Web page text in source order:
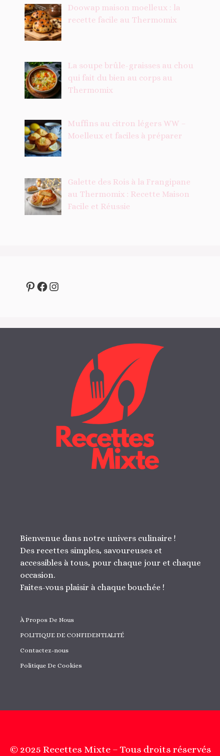
Doowap maison moelleux : la
recette facile au Thermomix
La soupe brûle-graisses au chou
qui fait du bien au corps au
Thermomix
Muffins au citron légers WW –
Moelleux et faciles à préparer
Galette des Rois à la Frangipane
au Thermomix : Recette Maison
Facile et Réussie
Pinterest
Facebook
Instagram
Bienvenue dans notre univers culinaire !
Des recettes simples, savoureuses et
accessibles à tous, pour chaque jour et chaque
occasion.
Faites-vous plaisir à chaque bouchée !
À Propos De Nous
POLITIQUE DE CONFIDENTIALITÉ
Contactez-nous
Politique De Cookies
© 2025 Recettes Mixte – Tous droits réservés